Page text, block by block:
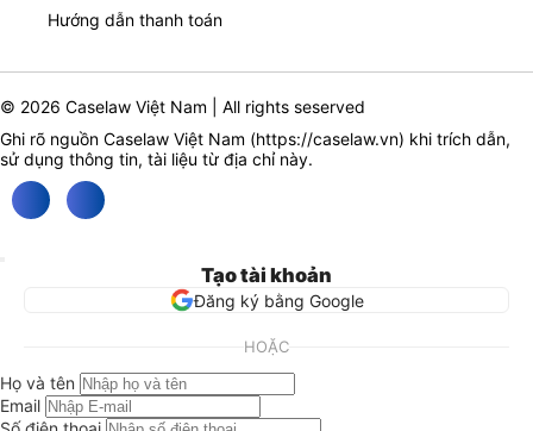
Hướng dẫn thanh toán
© 2026 Caselaw Việt Nam | All rights seserved
Ghi rõ nguồn Caselaw Việt Nam (https://caselaw.vn) khi trích dẫn,
sử dụng thông tin, tài liệu từ địa chỉ này.
Tạo tài khoản
Đăng ký bằng Google
HOẶC
Họ và tên
Email